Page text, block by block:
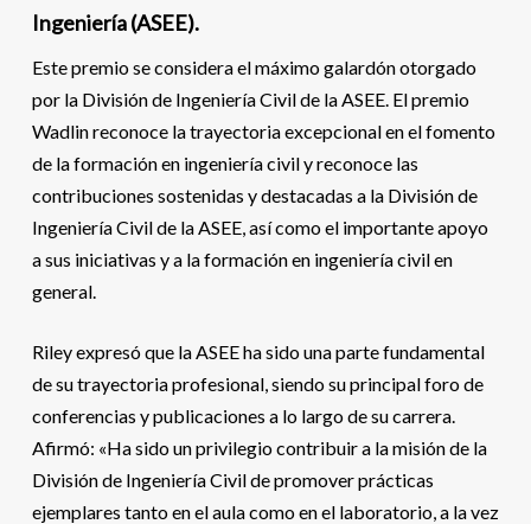
Ingeniería (ASEE).
Este premio se considera el máximo galardón otorgado
por la División de Ingeniería Civil de la ASEE. El premio
Wadlin reconoce la trayectoria excepcional en el fomento
de la formación en ingeniería civil y reconoce las
contribuciones sostenidas y destacadas a la División de
Ingeniería Civil de la ASEE, así como el importante apoyo
a sus iniciativas y a la formación en ingeniería civil en
general.
Riley expresó que la ASEE ha sido una parte fundamental
de su trayectoria profesional, siendo su principal foro de
conferencias y publicaciones a lo largo de su carrera.
Afirmó: «Ha sido un privilegio contribuir a la misión de la
División de Ingeniería Civil de promover prácticas
ejemplares tanto en el aula como en el laboratorio, a la vez